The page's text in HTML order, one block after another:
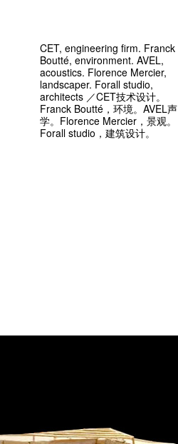
CET, engineering firm. Franck
Boutté, environment. AVEL,
acoustics. Florence Mercier,
landscaper. Forall studio,
architects ／CET技术设计。
Franck Boutté，环境。AVEL声
学。Florence Mercier，景观。
Forall studio，建筑设计。